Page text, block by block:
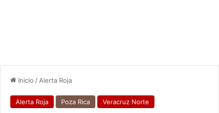
Inicio / Alerta Roja
Alerta Roja Poza Rica Veracruz Norte